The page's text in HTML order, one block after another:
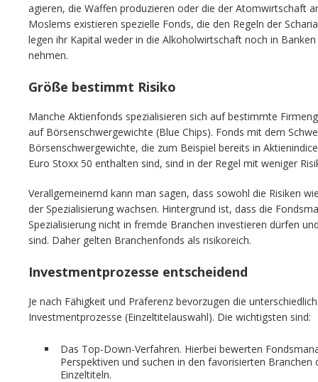
agieren, die Waffen produzieren oder die der Atomwirtschaft
Moslems existieren spezielle Fonds, die den Regeln der
legen ihr Kapital weder in die Alkoholwirtschaft noch in
nehmen.
Größe bestimmt Risiko
Manche Aktienfonds spezialisieren sich auf bestimmte
auf Börsenschwergewichte (Blue Chips). Fonds mit dem
Börsenschwergewichte, die zum Beispiel bereits in
Euro Stoxx 50 enthalten sind, sind in der Regel mit weniger
Verallgemeinernd kann man sagen, dass sowohl die Risiken
der Spezialisierung wachsen. Hintergrund ist, dass die
Spezialisierung nicht in fremde Branchen investieren dürfen
sind. Daher gelten Branchenfonds als risikoreich.
Investmentprozesse entscheidend
Je nach Fähigkeit und Präferenz bevorzugen die
Investmentprozesse (Einzeltitelauswahl). Die wichtigsten sind:
Das Top-Down-Verfahren. Hierbei bewerten
Perspektiven und suchen in den favorisierten Branchen
Einzeltiteln.